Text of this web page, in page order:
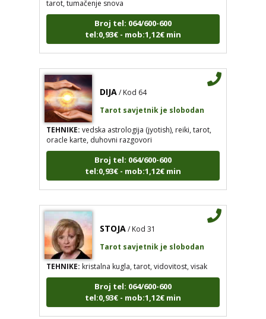
Broj tel: 064/600-600
tel:0,93€ - mob:1,12€ min
TEHNIKE:vedska astrologija (jyotish), reiki, tarot,
oracle karte, duhovni razgovori
Broj tel: 064/600-600
tel:0,93€ - mob:1,12€ min
TEHNIKE:kristalna kugla, tarot, vidovitost, visak
Broj tel: 064/600-600
tel:0,93€ - mob:1,12€ min